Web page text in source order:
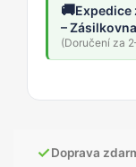
🚚Expedice
–
(Doručení za
✓Doprava